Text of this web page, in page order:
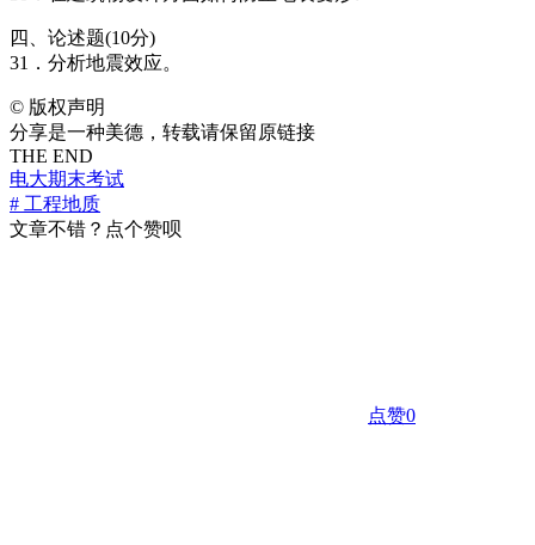
四、论述题(10分)
31．分析地震效应。
© 版权声明
分享是一种美德，转载请保留原链接
THE END
电大期末考试
# 工程地质
文章不错？点个赞呗
点赞0